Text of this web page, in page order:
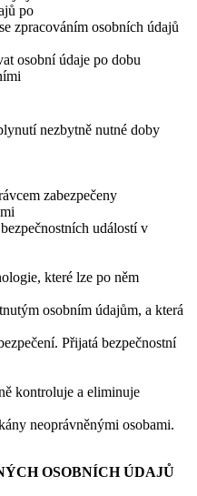
po
zpracováním osobních údajů
osobní údaje po dobu
nezbytně nutné doby
zabezpečeny
událostí v
které lze po něm
osobním údajům, a která
Přijatá bezpečnostní
kontroluje a eliminuje
neoprávněnými osobami.
OSOBNÍCH ÚDAJŮ